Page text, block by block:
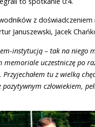
z
Januszewski, Jacek
instytucją – tak na niego
memoriale uczestniczę po
tu z wielką
pozytywnym człowiekiem,